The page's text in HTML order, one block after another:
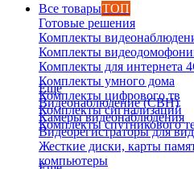
Все товарыТОП
Готовые решения
Комплекты
Комплекты
Комплекты для интернета
Комплекты умного дома
Комплекты цифрового тв
Комплекты сигнализаций
Комплекты спутникового
Еще
Видеонаблюдение (СВН)
Камеры видеонаблюдения
Видеорегистраторы для
Жесткие диски, карты
компьютеры